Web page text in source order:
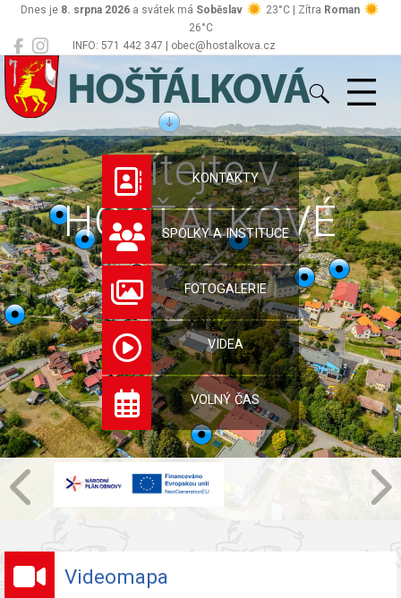
INFO: 571 442 347 | obec@hostalkova.cz
Dnes je 8. srpna 2026 a svátek má Soběslav 23°C | Zítra Roman
26°C
Hošťálková
Vítejte v
HOŠŤÁLKOVÉ
KONTAKTY
SPOLKY A INSTITUCE
FOTOGALERIE
VIDEA
VOLNÝ ČAS
Videomapa